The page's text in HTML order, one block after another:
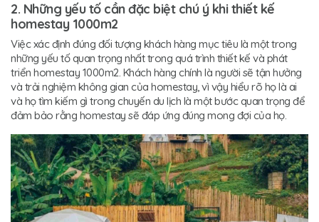
2. Những yếu tố cần đặc biệt chú ý khi thiết kế
homestay 1000m2
Việc xác định đúng đối tượng khách hàng mục tiêu là một trong
những yếu tố quan trọng nhất trong quá trình thiết kế và phát
triển homestay 1000m2. Khách hàng chính là người sẽ tận hưởng
và trải nghiệm không gian của homestay, vì vậy hiểu rõ họ là ai
và họ tìm kiếm gì trong chuyến du lịch là một bước quan trọng để
đảm bảo rằng homestay sẽ đáp ứng đúng mong đợi của họ.